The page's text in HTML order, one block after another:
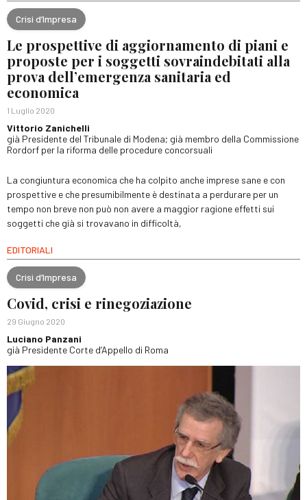
Crisi d’Impresa
Le prospettive di aggiornamento di piani e
proposte per i soggetti sovraindebitati alla
prova dell’emergenza sanitaria ed
economica
1 Luglio 2020
Vittorio Zanichelli
già Presidente del Tribunale di Modena; già membro della Commissione
Rordorf per la riforma delle procedure concorsuali
La congiuntura economica che ha colpito anche imprese sane e con
prospettive e che presumibilmente è destinata a perdurare per un
tempo non breve non può non avere a maggior ragione effetti sui
soggetti che già si trovavano in difficoltà,
EDITORIALI
Crisi d’Impresa
Covid, crisi e rinegoziazione
29 Giugno 2020
Luciano Panzani
già Presidente Corte d’Appello di Roma